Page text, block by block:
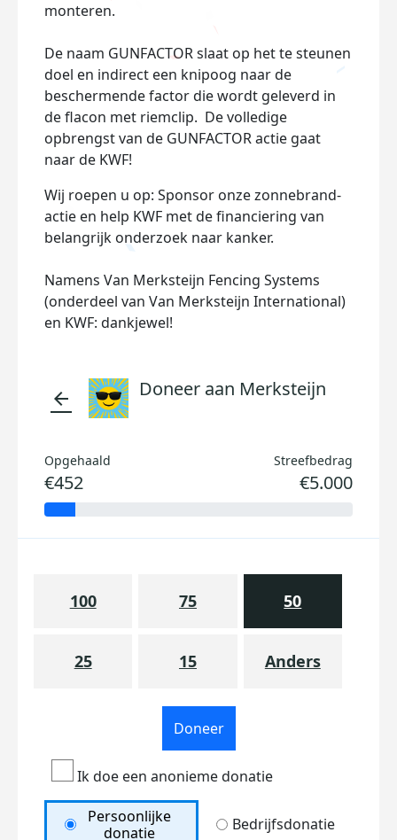
monteren.
De naam GUNFACTOR slaat op het te steunen
doel en indirect een knipoog naar de
beschermende factor die wordt geleverd in
de flacon met riemclip. De volledige
opbrengst van de GUNFACTOR actie gaat
naar de KWF!
Wij roepen u op: Sponsor onze zonnebrand-
actie en help KWF met de financiering van
belangrijk onderzoek naar kanker.
Namens Van Merksteijn Fencing Systems
(onderdeel van Van Merksteijn International)
en KWF: dankjewel!
arrow_back Doneer aan Merksteijn
Opgehaald
€452
Streefbedrag
€5.000
100 75 50
25 15 Anders
Doneer
Ik doe een anonieme donatie
Persoonlijke
donatie
Bedrijfsdonatie